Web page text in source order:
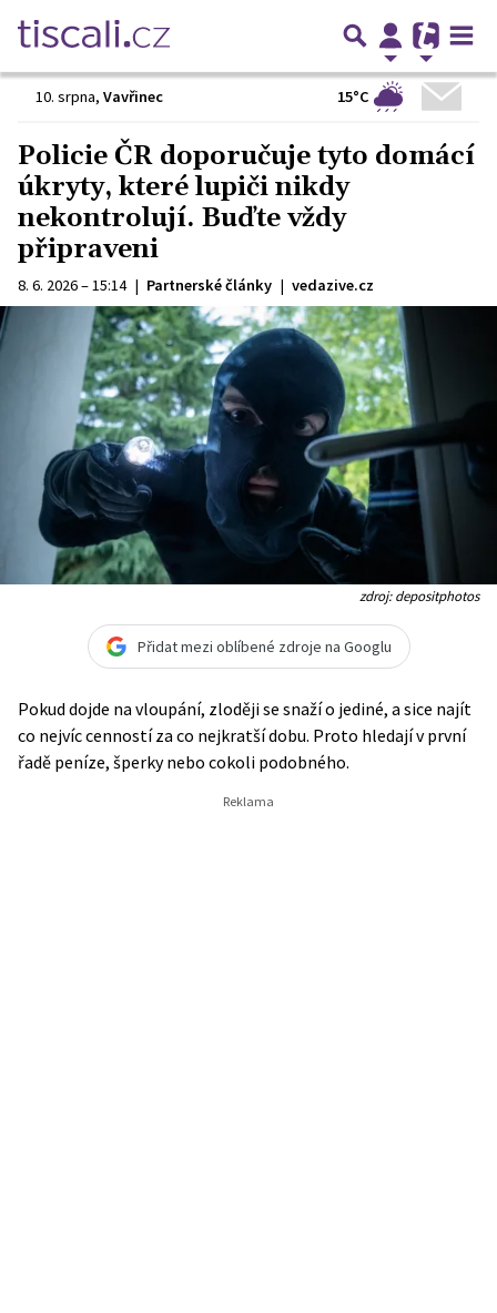
10. srpna, Vavřinec 15°C
Policie ČR doporučuje tyto domácí
úkryty, které lupiči nikdy
nekontrolují. Buďte vždy
připraveni
8. 6. 2026 – 15:14 | Partnerské články | vedazive.cz
zdroj: depositphotos
Přidat mezi oblíbené zdroje na Googlu
Pokud dojde na vloupání, zloději se snaží o jediné, a sice najít
co nejvíc cenností za co nejkratší dobu. Proto hledají v první
řadě peníze, šperky nebo cokoli podobného.